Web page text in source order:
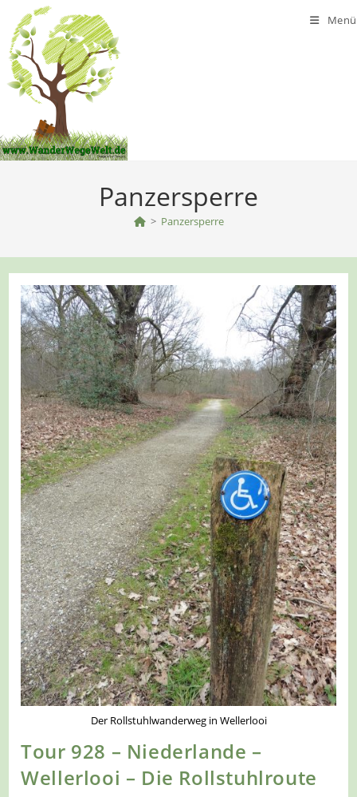
Inhalt
springen
Menü
Panzersperre
> Panzersperre
Der Rollstuhlwanderweg in Wellerlooi
Tour 928 – Niederlande –
Wellerlooi – Die Rollstuhlroute